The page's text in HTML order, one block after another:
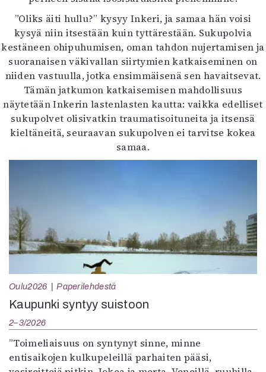
”Oliks äiti hullu?” kysyy Inkeri, ja samaa hän voisi
kysyä niin itsestään kuin tyttärestään. Sukupolvia
kestäneen ohipuhumisen, oman tahdon nujertamisen ja
suoranaisen väkivallan siirtymien katkaiseminen on
niiden vastuulla, jotka ensimmäisenä sen havaitsevat.
Tämän jatkumon katkaisemisen mahdollisuus
näytetään Inkerin lastenlasten kautta: vaikka edelliset
sukupolvet olisivatkin traumatisoituneita ja itsensä
kieltäneitä, seuraavan sukupolven ei tarvitse kokea
samaa.
Oulu2026 Paperilehdestä
Kaupunki syntyy suistoon
2–3/2026
”Toimeliaisuus on syntynyt sinne, minne
entisaikojen kulkupeleillä parhaiten pääsi,